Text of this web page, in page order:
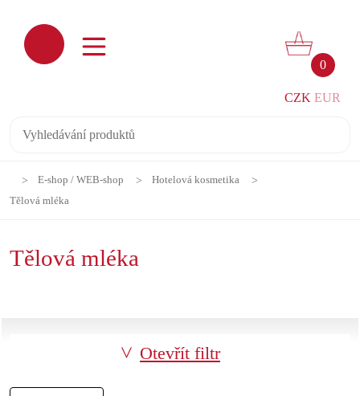
0
CZK EUR
E-shop / WEB-shop
Hotelová kosmetika
Tělová mléka
Tělová mléka
Otevřít filtr